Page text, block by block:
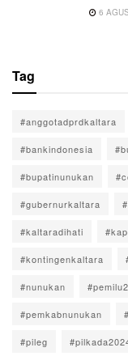
6
Tag
#anggotadprdkaltara
#bankindonesia
#bupatinunukan
#gubernurkaltara
#kaltaradihati
#kontingenkaltara
#nunukan
#pemkabnunukan
#pileg